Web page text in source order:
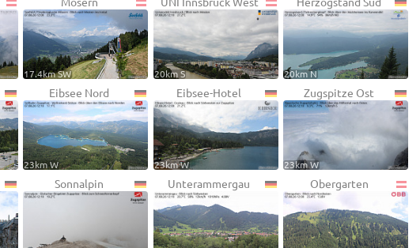
17.4km SW 20km S 20km N
Eibsee Nord
23km W
Eibsee-Hotel
23km W
Zugspitze Ost
23km W
Sonnalpin Unterammergau Obergarten